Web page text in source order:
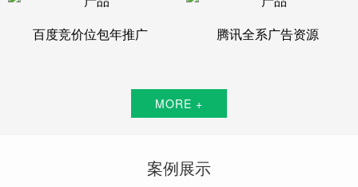
百度竞价位包年推广 腾讯全系广告资源
MORE +
案例展示